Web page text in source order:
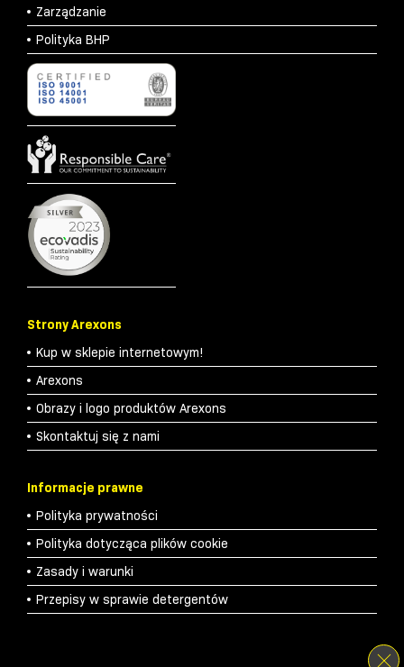
Zarządzanie
Polityka BHP
Strony Arexons
Kup w sklepie internetowym!
Arexons
Obrazy i logo produktów Arexons
Skontaktuj się z nami
Informacje prawne
Polityka prywatności
Polityka dotycząca plików cookie
Zasady i warunki
Przepisy w sprawie detergentów